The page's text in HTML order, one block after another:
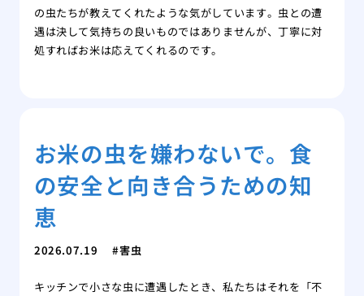
の虫たちが教えてくれたような気がしています。虫との遭
遇は決して気持ちの良いものではありませんが、丁寧に対
処すればお米は応えてくれるのです。
お米の虫を嫌わないで。食
の安全と向き合うための知
恵
2026.07.19 害虫
キッチンで小さな虫に遭遇したとき、私たちはそれを「不